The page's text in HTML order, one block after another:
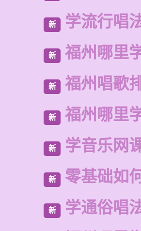
新 学流行唱
新 福州哪里
新 福州唱歌
新 福州哪里
新 学音乐网
新 零基础如
新 学通俗唱